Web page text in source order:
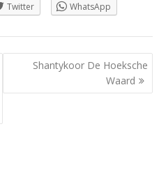
Twitter WhatsApp
Shantykoor De Hoeksche
Waard